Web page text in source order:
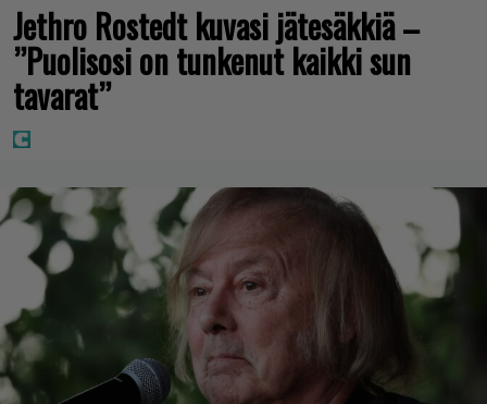
Jethro Rostedt kuvasi jätesäkkiä –
”Puolisosi on tunkenut kaikki sun
tavarat”